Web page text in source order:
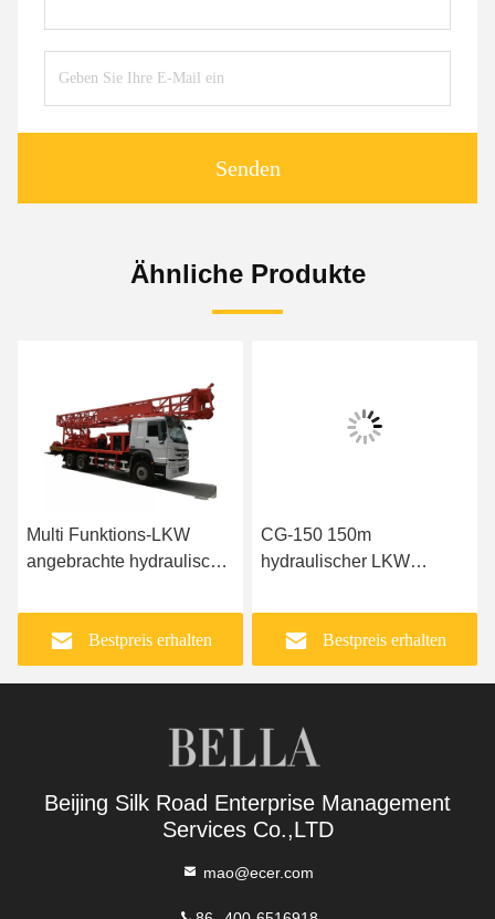
Senden
Ähnliche Produkte
Multi Funktions-LKW
angebrachte hydraulische
Bestpreis erhalten
CG-150 150m
hydraulischer LKW
Maschine
Bestpreis erhalten
Beijing Silk Road Enterprise Management
Services Co.,LTD
mao@ecer.com